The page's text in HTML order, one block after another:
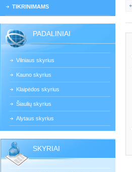
TIKRINIMAMS
PADALINIAI
Vilniaus skyrius
Kauno skyrius
Klaipėdos skyrius
Šiaulių skyrius
Alytaus skyrius
SKYRIAI